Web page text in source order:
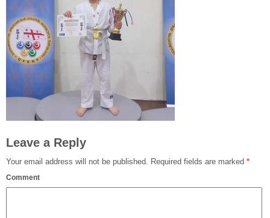
Leave a Reply
Your email address will not be published. Required fields are marked *
Comment